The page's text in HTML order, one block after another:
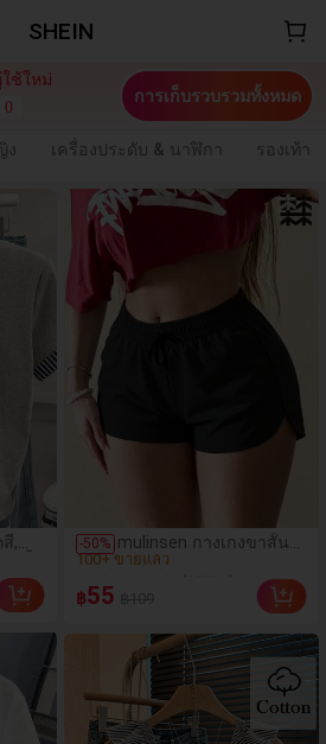
SHEIN
ช้ใหม่
8
การเก็บรวบรวมทั้งหมด
ง เครื่องประดับ & นาฬิกา รองเท้า
,
เสื้อ
,
งค์,
-50% mulinsen กางเกงขาสั้น
กีฬาผู้หญิง ดีไซน์ปลายเปิด
เอวยืดหยุ่น กางเกงขาสั้น
ลำลองกีฬาฤดูร้อน ความ
100+ ขายแล้ว
฿55